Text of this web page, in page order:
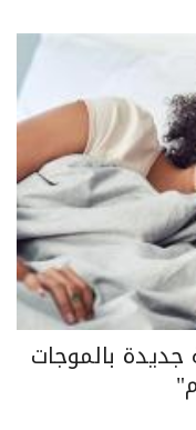
جديدة بالموجات